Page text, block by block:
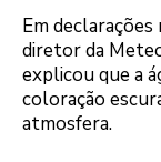
Em
diretor da
explicou que a
coloração
atmosfera.